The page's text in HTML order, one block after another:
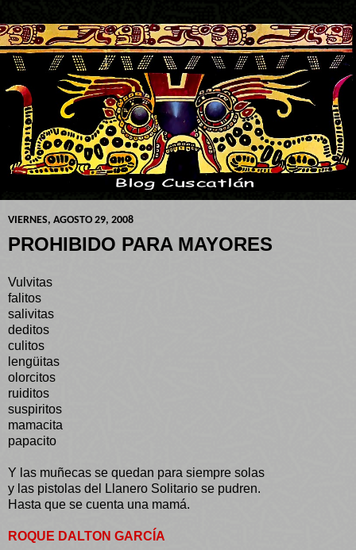
VIERNES, AGOSTO 29, 2008
PROHIBIDO PARA MAYORES
Vulvitas
falitos
salivitas
deditos
culitos
lengüitas
olorcitos
ruiditos
suspiritos
mamacita
papacito
Y las muñecas se quedan para siempre solas
y las pistolas del Llanero Solitario se pudren.
Hasta que se cuenta una mamá.
ROQUE DALTON GARCÍA